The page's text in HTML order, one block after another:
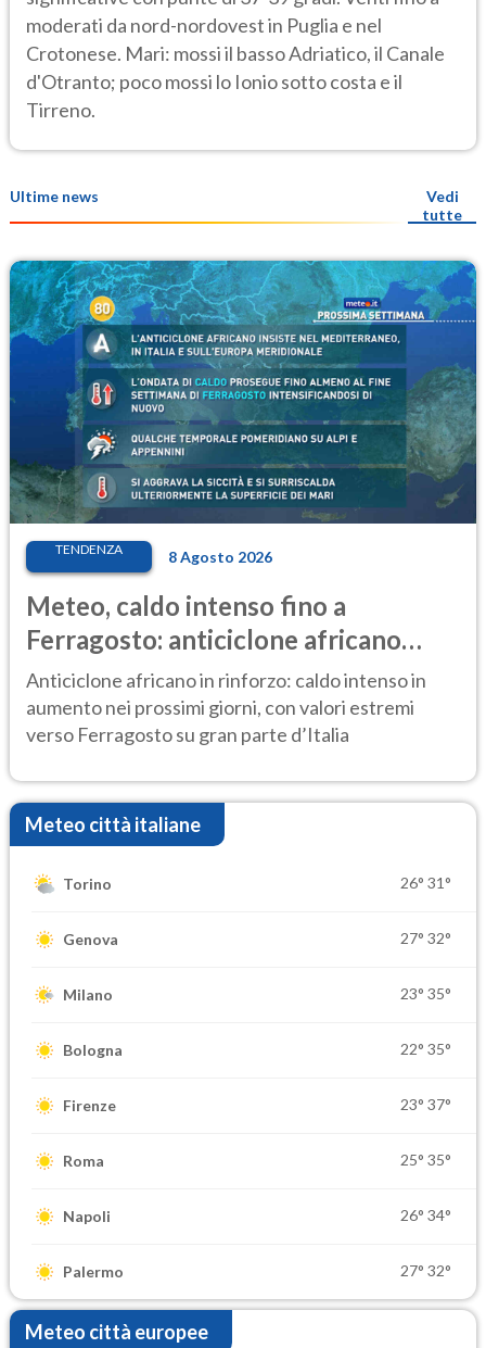
moderati da nord-nordovest in Puglia e nel
Crotonese. Mari: mossi il basso Adriatico, il Canale
d'Otranto; poco mossi lo Ionio sotto costa e il
Tirreno.
Ultime news
Vedi
tutte
TENDENZA 8 Agosto 2026
Meteo, caldo intenso fino a
Ferragosto: anticiclone africano
ancora protagonista
Anticiclone africano in rinforzo: caldo intenso in
aumento nei prossimi giorni, con valori estremi
verso Ferragosto su gran parte d’Italia
Meteo città italiane
Torino 26° 31°
Genova 27° 32°
Milano 23° 35°
Bologna 22° 35°
Firenze 23° 37°
Roma 25° 35°
Napoli 26° 34°
Palermo 27° 32°
Meteo città europee